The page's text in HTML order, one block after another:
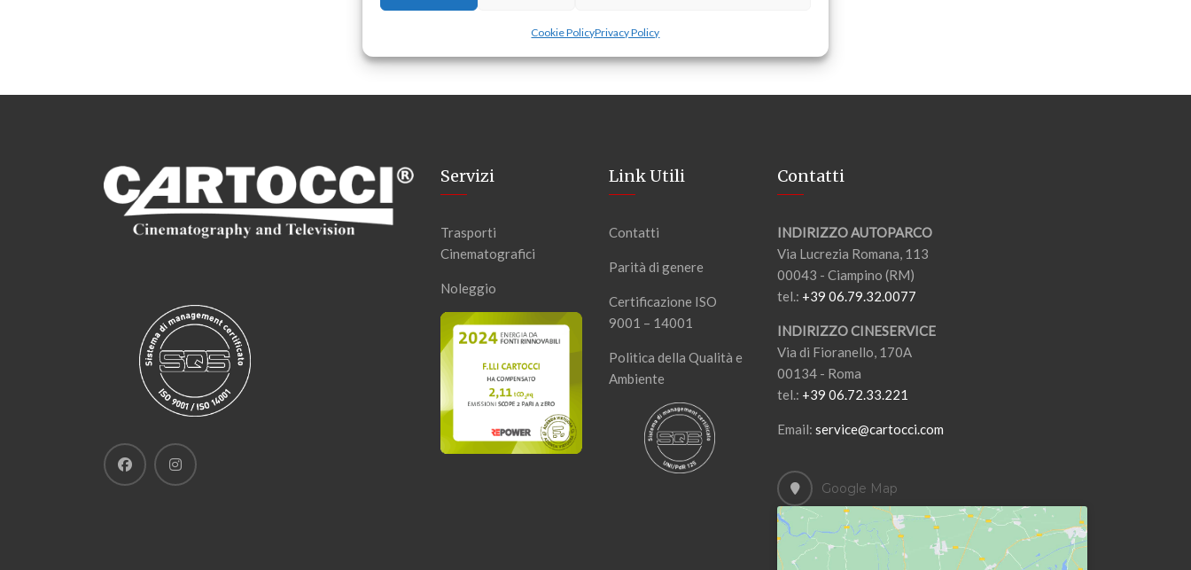
Cookie PolicyPrivacy Policy
Servizi
Trasporti
Cinematografici
Noleggio
Link Utili
Contatti
Parità di genere
Certificazione ISO
9001 – 14001
Politica della Qualità e
Ambiente
Contatti
INDIRIZZO AUTOPARCO
Via Lucrezia Romana, 113
00043 - Ciampino (RM)
tel.: +39 06.79.32.0077
INDIRIZZO CINESERVICE
Via di Fioranello, 170A
00134 - Roma
tel.: +39 06.72.33.221
Email: service@cartocci.com
Google Map